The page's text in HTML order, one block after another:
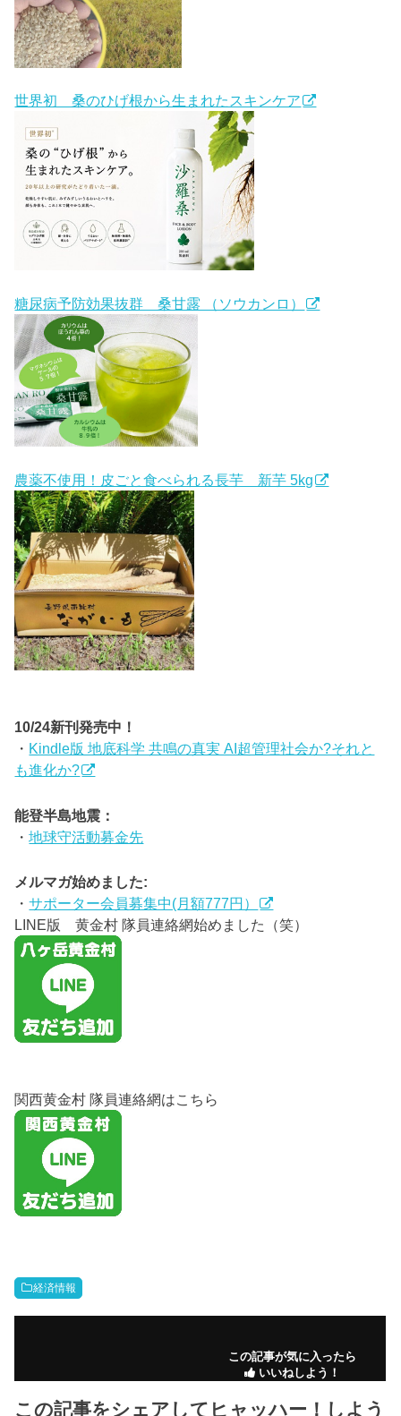
世界初 桑のひげ根から生まれたスキンケア
糖尿病予防効果抜群 桑甘露 （ソウカンロ）
農薬不使用！皮ごと食べられる長芋 新芋 5kg
10/24新刊発売中！
・ Kindle版 地底科学 共鳴の真実 AI超管理社会か?それと
も進化か?
能登半島地震：
・地球守活動募金先
メルマガ始めました:
・サポーター会員募集中(月額777円）
LINE版 黄金村 隊員連絡網始めました（笑）
関西黄金村 隊員連絡網はこちら
経済情報
この記事が気に入ったら
いいねしよう！
この記事をシェアしてヒャッハー！しよう